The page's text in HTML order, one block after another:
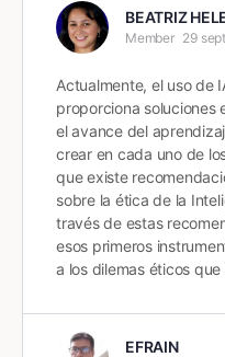
BEATRIZ
Member 29
Actualmente, el uso de
proporciona soluciones
el avance del
crear en cada uno de
que existe
sobre la ética de la
través de estas
esos primeros
a los dilemas éticos
EFRAIN